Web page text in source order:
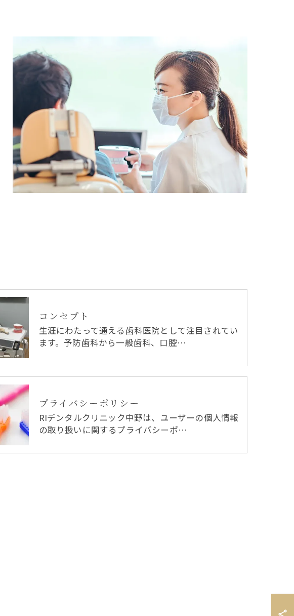
コンセプト
生涯にわたって通える歯科医院として注目されてい
ます。予防歯科から一般歯科、口腔…
プライバシーポリシー
RIデンタルクリニック中野は、ユーザーの個人情報
の取り扱いに関するプライバシーポ…